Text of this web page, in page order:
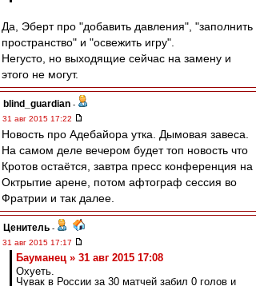
Да, Эберт про "добавить давления", "заполнить
пространство" и "освежить игру".
Негусто, но выходящие сейчас на замену и
этого не могут.
blind_guardian -
31 авг 2015 17:22
Новость про Адебайора утка. Дымовая завеса.
На самом деле вечером будет топ новость что
Кротов остаётся, завтра пресс конференция на
Октрытие арене, потом афтограф сессия во
Фратрии и так далее.
Ценитель -
31 авг 2015 17:17
Бауманец » 31 авг 2015 17:08
Охуеть.
Чувак в России за 30 матчей забил 0 голов и